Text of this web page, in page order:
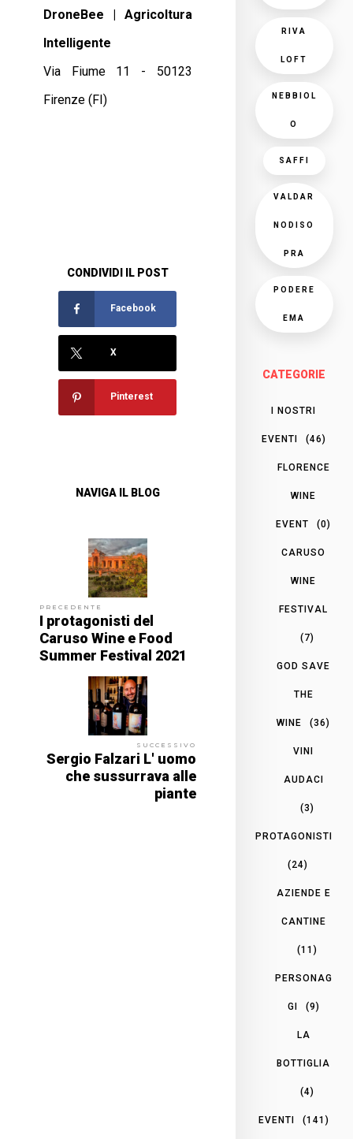
DroneBee | Agricoltura
Intelligente
Via Fiume 11 - 50123
Firenze (FI)
CONDIVIDI IL POST
Facebook
X
Pinterest
NAVIGA IL BLOG
PRECEDENTE
I protagonisti del
Caruso Wine e Food
Summer Festival 2021
SUCCESSIVO
Sergio Falzari L' uomo
che sussurrava alle
piante
RIVA
LOFT
NEBBIOL
O
SAFFI
VALDAR
NODISO
PRA
PODERE
EMA
CATEGORIE
I NOSTRI
EVENTI (46)
FLORENCE
WINE
EVENT (0)
CARUSO
WINE
FESTIVAL
(7)
GOD SAVE
THE
WINE (36)
VINI
AUDACI
(3)
PROTAGONISTI
(24)
AZIENDE E
CANTINE
(11)
PERSONAG
GI (9)
LA
BOTTIGLIA
(4)
EVENTI (141)